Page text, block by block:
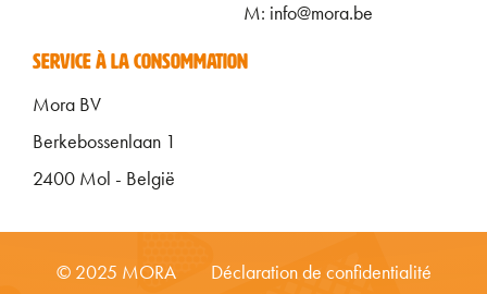
M: info@mora.be
SERVICE À LA CONSOMMATION
Mora BV
Berkebossenlaan 1
2400 Mol - België
FOOTER MENU ONDERKANT FR
© 2025 MORA Déclaration de confidentialité